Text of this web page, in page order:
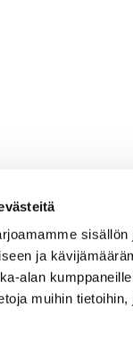
ja
alan
muihin